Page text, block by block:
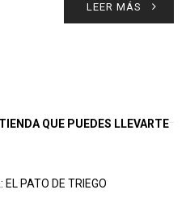
LEER MÁS
QUE PUEDES LLEVARTE
PATO DE TRIEGO